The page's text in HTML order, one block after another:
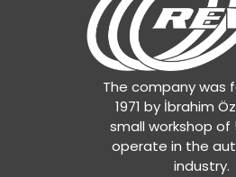
The company was
1971 by İbrahim
small workshop of
operate in the
industry.